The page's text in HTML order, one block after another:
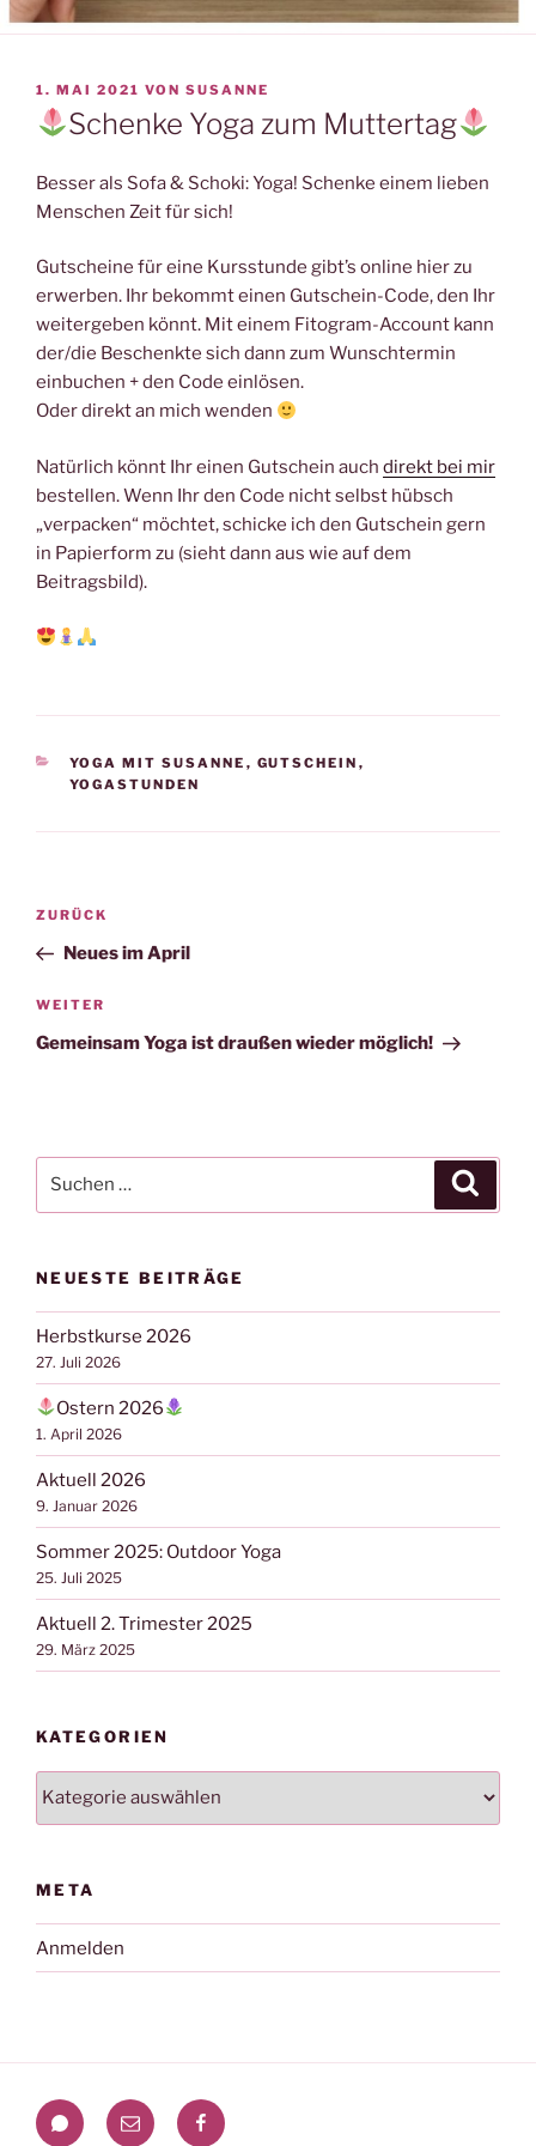
VERÖFFENTLICHT
AM
1. MAI 2021 VON SUSANNE
Schenke Yoga zum Muttertag
Besser als Sofa & Schoki: Yoga! Schenke einem lieben
Menschen Zeit für sich!
Gutscheine für eine Kursstunde gibt’s online hier zu
erwerben. Ihr bekommt einen Gutschein-Code, den Ihr
weitergeben könnt. Mit einem Fitogram-Account kann
der/die Beschenkte sich dann zum Wunschtermin
einbuchen + den Code einlösen.
Oder direkt an mich wenden
Natürlich könnt Ihr einen Gutschein auch direkt bei mir
bestellen. Wenn Ihr den Code nicht selbst hübsch
„verpacken“ möchtet, schicke ich den Gutschein gern
in Papierform zu (sieht dann aus wie auf dem
Beitragsbild).
KATEGORIEN
YOGA MIT SUSANNE , GUTSCHEIN ,
YOGASTUNDEN
Beitragsnavigation
Vorheriger
Beitrag
ZURÜCK
Neues im April
Nächster
Beitrag
WEITER
Gemeinsam Yoga ist draußen wieder möglich!
nach:
NEUESTE BEITRÄGE
Herbstkurse 2026
27. Juli 2026
Ostern 2026
1. April 2026
Aktuell 2026
9. Januar 2026
Sommer 2025: Outdoor Yoga
25. Juli 2025
Aktuell 2. Trimester 2025
29. März 2025
KATEGORIEN
META
Anmelden
WhatsAppMail Facebook